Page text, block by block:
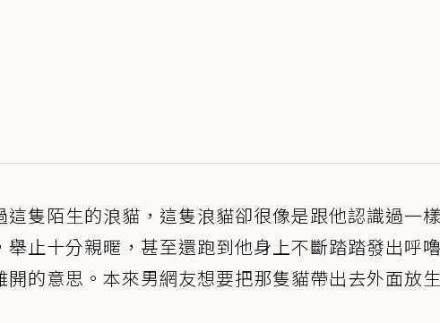
隻陌生的浪貓，這隻浪貓卻很像是跟他認識過一
止十分親暱，甚至還跑到他身上不斷踏踏發出呼嚕
的意思。本來男網友想要把那隻貓帶出去外面放